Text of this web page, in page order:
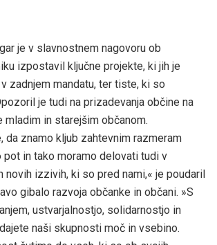
je v slavnostnem nagovoru ob
izpostavil ključne projekte, ki jih je
zadnjem mandatu, ter tiste, ki so
je tudi na prizadevanja občine na
mladim in starejšim občanom.
da znamo kljub zahtevnim razmeram
pot in tako moramo delovati tudi v
novih izzivih, ki so pred nami,« je poudaril
gibalo razvoja občanke in občani. »S
ustvarjalnostjo, solidarnostjo in
naši skupnosti moč in vsebino.